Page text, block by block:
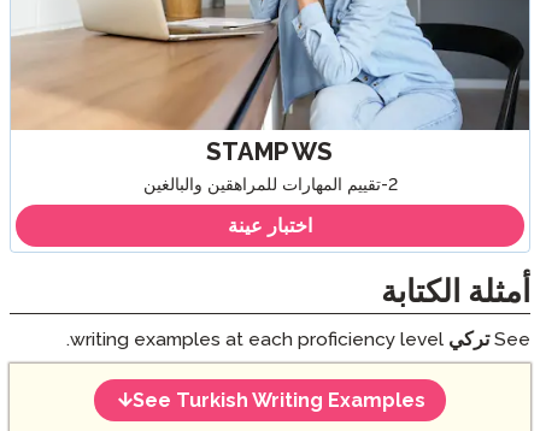
STAMP WS
2-تقييم المهارات للمراهقين والبالغين
اختبار عينة
أمثلة الكتابة
See تركي
See Turkish Writing Examples